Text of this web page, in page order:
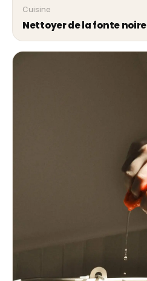
Cuisine
Nettoyer de la fonte noire